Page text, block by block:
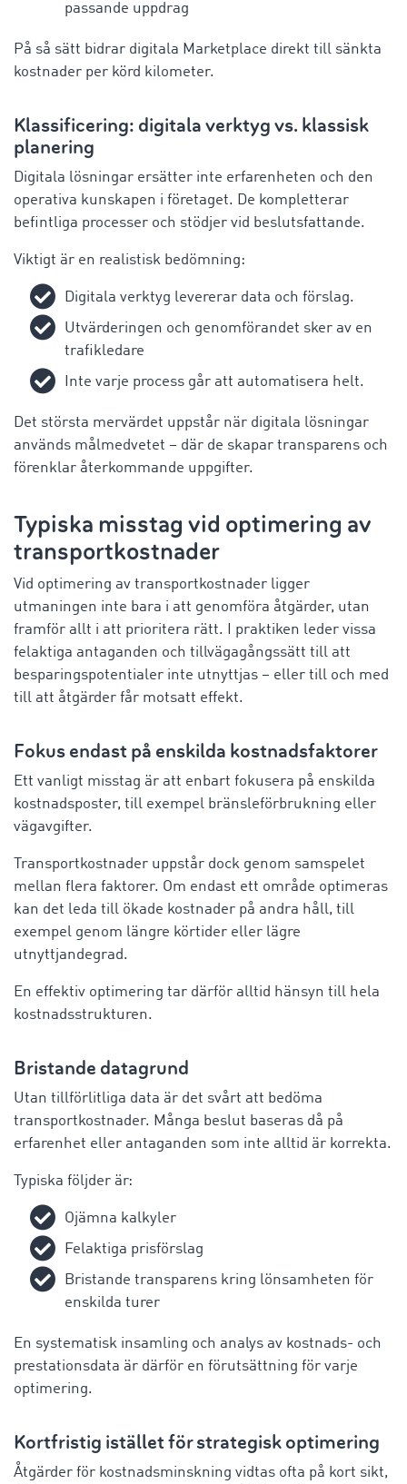
passande uppdrag
På så sätt bidrar digitala Marketplace direkt till sänkta
kostnader per körd kilometer.
Klassificering: digitala verktyg vs. klassisk
planering
Digitala lösningar ersätter inte erfarenheten och den
operativa kunskapen i företaget. De kompletterar
befintliga processer och stödjer vid beslutsfattande.
Viktigt är en realistisk bedömning:
Digitala verktyg levererar data och förslag.
Utvärderingen och genomförandet sker av en
trafikledare
Inte varje process går att automatisera helt.
Det största mervärdet uppstår när digitala lösningar
används målmedvetet – där de skapar transparens och
förenklar återkommande uppgifter.
Typiska misstag vid optimering av
transportkostnader
Vid optimering av transportkostnader ligger
utmaningen inte bara i att genomföra åtgärder, utan
framför allt i att prioritera rätt. I praktiken leder vissa
felaktiga antaganden och tillvägagångssätt till att
besparingspotentialer inte utnyttjas – eller till och med
till att åtgärder får motsatt effekt.
Fokus endast på enskilda kostnadsfaktorer
Ett vanligt misstag är att enbart fokusera på enskilda
kostnadsposter, till exempel bränsleförbrukning eller
vägavgifter.
Transportkostnader uppstår dock genom samspelet
mellan flera faktorer. Om endast ett område optimeras
kan det leda till ökade kostnader på andra håll, till
exempel genom längre körtider eller lägre
utnyttjandegrad.
En effektiv optimering tar därför alltid hänsyn till hela
kostnadsstrukturen.
Bristande datagrund
Utan tillförlitliga data är det svårt att bedöma
transportkostnader. Många beslut baseras då på
erfarenhet eller antaganden som inte alltid är korrekta.
Typiska följder är:
Ojämna kalkyler
Felaktiga prisförslag
Bristande transparens kring lönsamheten för
enskilda turer
En systematisk insamling och analys av kostnads- och
prestationsdata är därför en förutsättning för varje
optimering.
Kortfristig istället för strategisk optimering
Åtgärder för kostnadsminskning vidtas ofta på kort sikt,